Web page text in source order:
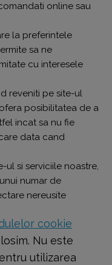
online sau
la preferintele
sa ne
cu interesele
reveniti pe site-ul
posibilitatea de a
incat sa nu fie
data cand
si serviciile noastre,
numar de
nereusite
cookie
Nu este
utilizarea